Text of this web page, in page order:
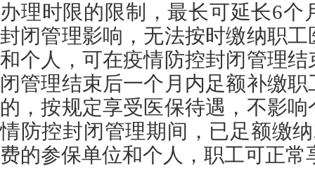
办理时限的限制，最长可延长6个
封闭管理影响，无法按时缴纳职
和个人，可在疫情防控封闭管理
闭管理结束后一个月内足额补缴
的，按规定享受医保待遇，不影
情防控封闭管理期间，已足额缴
费的参保单位和个人，职工可正常